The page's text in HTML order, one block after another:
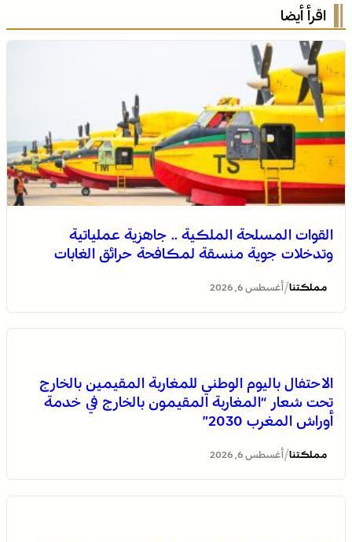
اقرأ أيضا
القوات المسلحة الملكية .. جاهزية عملياتية
وتدخلات جوية منسقة لمكافحة حرائق الغابات
مملكتنا/ أغسطس 6, 2026
الاحتفال باليوم الوطني للمغاربة المقيمين بالخارج
تحت شعار “المغاربة المقيمون بالخارج في خدمة
أوراش المغرب 2030”
مملكتنا/ أغسطس 6, 2026
موجة حر وزخات رعدية مع تساقط البرد وهبات رياح من
اليوم الخميس إلى السبت بعدد من مناطق المملكة (نشرة
إنذارية)